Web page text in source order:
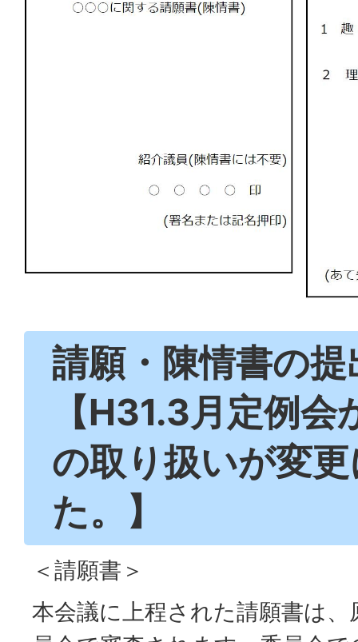
請願・陳情書の
【H31.3月定例会
の取り扱いが変
た。】
＜請願書＞
本会議に上程された請願書は